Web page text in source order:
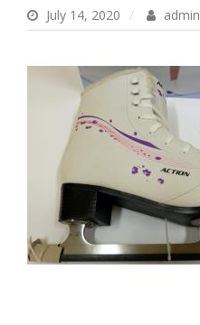
July 14, 2020 admin